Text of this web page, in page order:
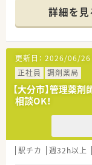
■会社として
も複数名いら
■若い世代の
躍しています
■設備投資に
を設置する予
■セミナーな
です。
≪こんな薬局
■薬剤師は
■小児科の処
■電子薬歴は
で素早く入力
詳細を見
更新日： 2026/06/26
正社員
調剤薬局
【大分市】管理薬
相談OK！
駅チカ 週32h以上